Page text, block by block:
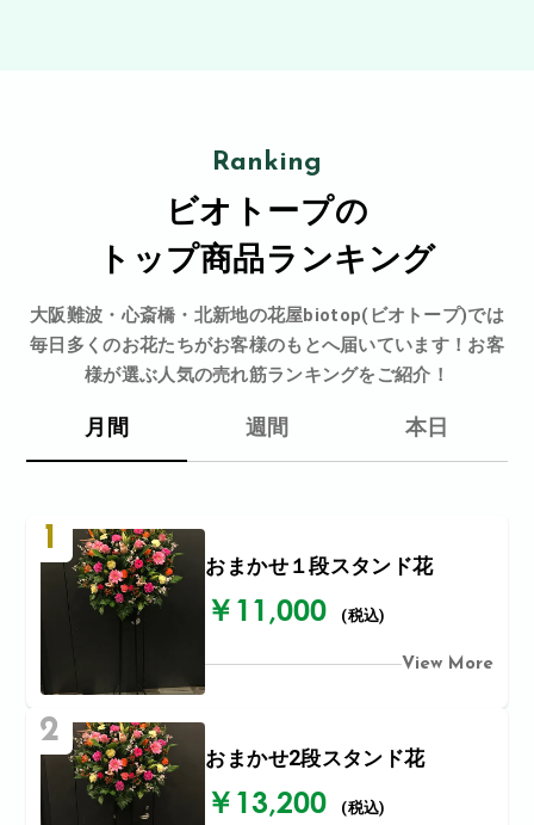
Ranking
ビオトープの
トップ商品ランキング
大阪難波・心斎橋・北新地の花屋biotop(ビオトープ)では
毎日多くのお花たちがお客様のもとへ届いています！お客
様が選ぶ人気の売れ筋ランキングをご紹介！
月間 週間 本日
1
おまかせ１段スタンド花
￥11,000 (税込)
View More
2
おまかせ2段スタンド花
￥13,200 (税込)